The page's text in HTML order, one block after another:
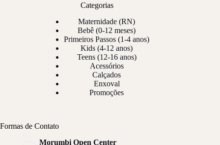
Categorias
Maternidade (RN)
Bebê (0-12 meses)
Primeiros Passos (1-4 anos)
Kids (4-12 anos)
Teens (12-16 anos)
Acessórios
Calçados
Enxoval
Promoções
Formas de Contato
Morumbi Open Center